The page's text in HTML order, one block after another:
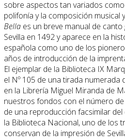
sobre aspectos tan variados
polifonía y la composición musical
Bella es un breve manual de
Sevilla en 1492 y aparece en la
española como uno de los
años de introducción de la
El ejemplar de la Biblioteca IX
el Nº 105 de una tirada numerada
en la Librería Miguel Miranda de
nuestros fondos con el número
de una reproducción facsimilar
la Biblioteca Nacional, uno de los
conservan de la impresión de